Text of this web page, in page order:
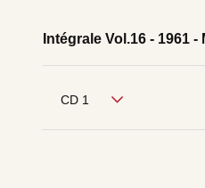
Intégrale Vol.16 - 1961
CD 1